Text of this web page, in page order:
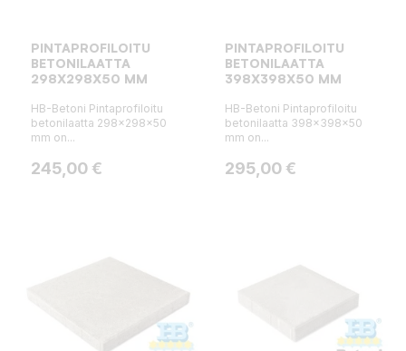
PINTAPROFILOITU
BETONILAATTA
298X298X50 MM
HB-Betoni Pintaprofiloitu
betonilaatta 298x298x50
mm on...
Hinta
245,00 €
PINTAPROFILOITU
BETONILAATTA
398X398X50 MM
HB-Betoni Pintaprofiloitu
betonilaatta 398x398x50
mm on...
Hinta
295,00 €